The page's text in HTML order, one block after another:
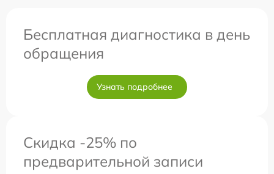
Бесплатная диагностика в день
обращения
Узнать подробнее
Скидка -25% по
предварительной записи